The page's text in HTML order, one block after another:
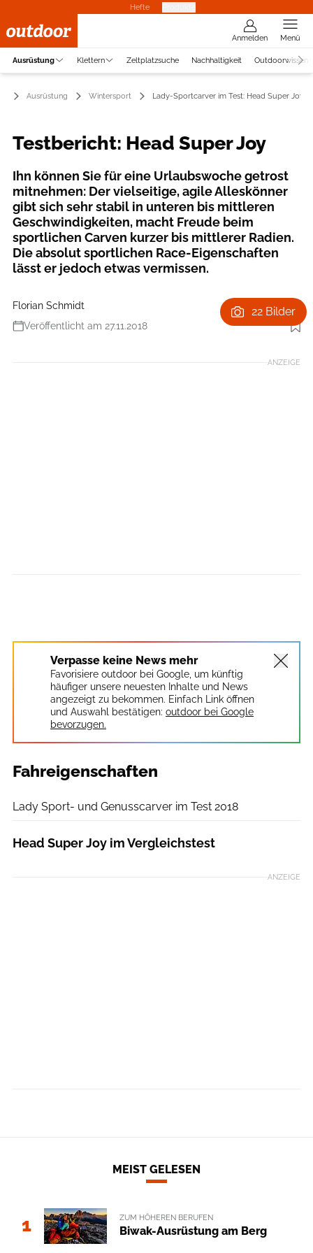
Hefte
Anmelden Menü
Ausrüstung Klettern Zeltplatzsuche Nachhaltigkeit Outdoorwissen
Ausrüstung Wintersport Lady-Sportcarver im Test: Head Super Joy
Testbericht: Head Super Joy
Ihn können Sie für eine Urlaubswoche getrost
mitnehmen: Der vielseitige, agile Alleskönner
gibt sich sehr stabil in unteren bis mittleren
Geschwindigkeiten, macht Freude beim
sportlichen Carven kurzer bis mittlerer Radien.
Die absolut sportlichen Race-Eigenschaften
lässt er jedoch etwas vermissen.
Florian Schmidt
Veröffentlicht am 27.11.2018
Foto: Hersteller
22 Bilder
ANZEIGE
Verpasse keine News mehr
Favorisiere outdoor bei Google, um künftig
häufiger unsere neuesten Inhalte und News
angezeigt zu bekommen. Einfach Link öffnen
und Auswahl bestätigen: outdoor bei Google
bevorzugen.
Fahreigenschaften
Lady Sport- und Genusscarver im Test 2018
Head Super Joy im Vergleichstest
ANZEIGE
MEIST GELESEN
1 ZUM HÖHEREN BERUFEN
Biwak-Ausrüstung am Berg